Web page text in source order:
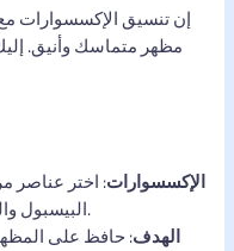
إن تنسيق الإكسسوارات
مظهر متماسك وأنيق.
الإكسسوارات: اختر عناصر
البيسبول والقلائد البسيطة والساعات غير الرسمية.
الهدف: حافظ على